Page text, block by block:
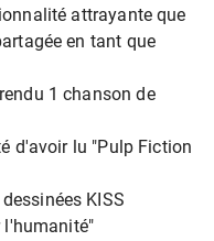
attrayante que
en tant que
1 chanson de
d'avoir lu "Pulp Fiction
KISS
l'humanité"